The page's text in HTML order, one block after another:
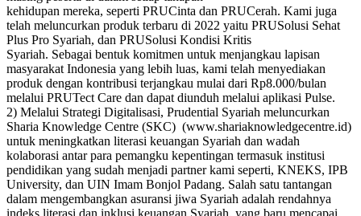
kehidupan mereka, seperti PRUCinta dan PRUCerah. Kami juga
telah meluncurkan produk terbaru di 2022 yaitu PRUSolusi Sehat
Plus Pro Syariah, dan PRUSolusi Kondisi Kritis
Syariah. Sebagai bentuk komitmen untuk menjangkau lapisan
masyarakat Indonesia yang lebih luas, kami telah menyediakan
produk dengan kontribusi terjangkau mulai dari Rp8.000/bulan
melalui PRUTect Care dan dapat diunduh melalui aplikasi Pulse.
2) Melalui Strategi Digitalisasi, Prudential Syariah meluncurkan
Sharia Knowledge Centre (SKC) (www.shariaknowledgecentre.id)
untuk meningkatkan literasi keuangan Syariah dan wadah
kolaborasi antar para pemangku kepentingan termasuk institusi
pendidikan yang sudah menjadi partner kami seperti, KNEKS, IPB
University, dan UIN Imam Bonjol Padang. Salah satu tantangan
dalam mengembangkan asuransi jiwa Syariah adalah rendahnya